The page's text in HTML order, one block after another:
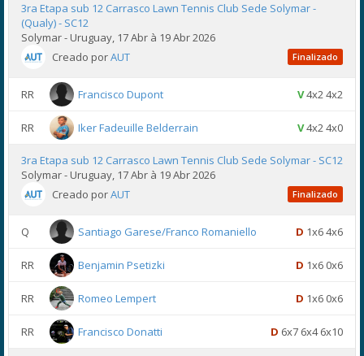
3ra Etapa sub 12 Carrasco Lawn Tennis Club Sede Solymar -
(Qualy) - SC12
Solymar - Uruguay, 17 Abr à 19 Abr 2026
Creado porAUT Finalizado
RR Francisco Dupont V4x2 4x2
RR Iker Fadeuille Belderrain V4x2 4x0
3ra Etapa sub 12 Carrasco Lawn Tennis Club Sede Solymar - SC12
Solymar - Uruguay, 17 Abr à 19 Abr 2026
Creado porAUT Finalizado
Q Santiago Garese/Franco Romaniello D 1x6 4x6
RR Benjamin Psetizki D 1x6 0x6
RR Romeo Lempert D 1x6 0x6
RR Francisco Donatti D 6x7 6x4 6x10